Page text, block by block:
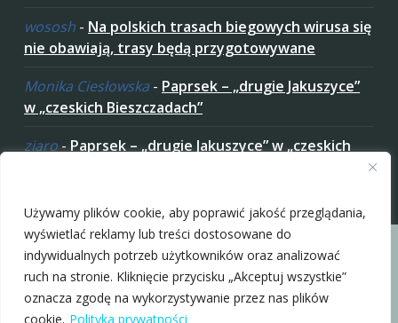
Używamy plików cookie, aby poprawić jakość przeglądania,
wyświetlać reklamy lub treści dostosowane do
indywidualnych potrzeb użytkowników oraz analizować
ruch na stronie. Kliknięcie przycisku „Akceptuj wszystkie”
oznacza zgodę na wykorzystywanie przez nas plików
cookie. Polityka prywatności
wososh - Na polskich trasach biegowych wirusa się
nie obawiają, trasy będą przygotowywane
Monika Ciesłowska - Paprsek – „drugie Jakuszyce”
w „czeskich Bieszczadach”
ziaro - Paprsek – „drugie Jakuszyce” w „czeskich
Copyright © 2010-2026 nabiegowkach.pl